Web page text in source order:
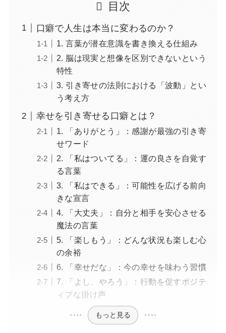
目次
口癖で人生は本当に変わるのか？
1. 言葉が潜在意識を書き換える仕組み
2. 脳は現実と想像を区別できないという
特性
3. 引き寄せの法則における「波動」とい
う考え方
幸せを引き寄せる口癖とは？
1. 「ありがとう」：感謝が最強の引き寄
せワード
2. 「私はついてる」：運の良さを自覚す
る言葉
3. 「私はできる」：可能性を広げる前向
きな宣言
4. 「大丈夫」：自分と相手を安心させる
魔法の言葉
5. 「楽しもう」：どんな状況も楽しむ心
の余裕
6. 「幸せだな」：今の幸せを味わう習慣
7. 「よし、やろう」：行動を促すポジテ
ィブな掛け声
もっと見る